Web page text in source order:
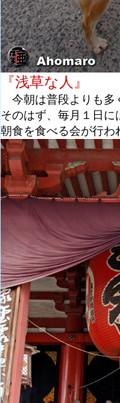
『浅草な人』
今朝は普段よりも多
そのはず、毎月１日
朝食を食べる会が行わ